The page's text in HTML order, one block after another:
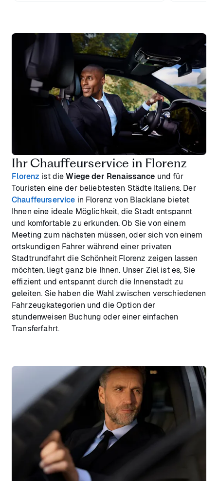
Ihr Chauffeurservice in Florenz
Florenz ist dieWiege der Renaissance und für
Touristen eine der beliebtesten Städte Italiens. Der
Chauffeurservice in Florenz von Blacklane bietet
Ihnen eine ideale Möglichkeit, die Stadt entspannt
und komfortable zu erkunden. Ob Sie von einem
Meeting zum nächsten müssen, oder sich von einem
ortskundigen Fahrer während einer privaten
Stadtrundfahrt die Schönheit Florenz zeigen lassen
möchten, liegt ganz bie Ihnen. Unser Ziel ist es, Sie
effizient und entspannt durch die Innenstadt zu
geleiten. Sie haben die Wahl zwischen verschiedenen
Fahrzeugkategorien und die Option der
stundenweisen Buchung oder einer einfachen
Transferfahrt.